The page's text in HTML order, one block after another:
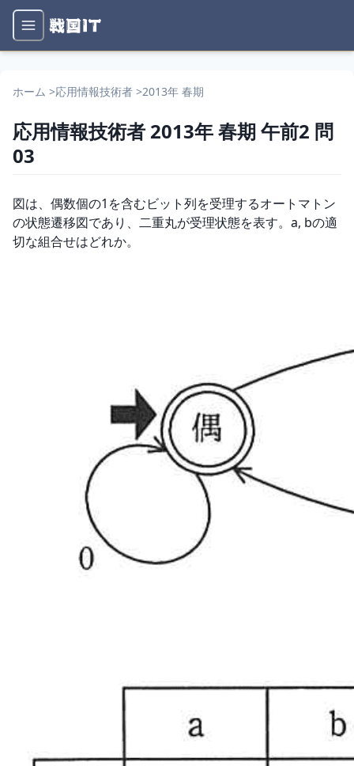
ホーム >応用情報技術者 >2013年 春期
応用情報技術者 2013年 春期午前2 問
03
問題文
図は、偶数個の1を含むビット列を受理するオートマトン
の状態遷移図であり、二重丸が受理状態を表す。a, bの適
切な組合せはどれか。